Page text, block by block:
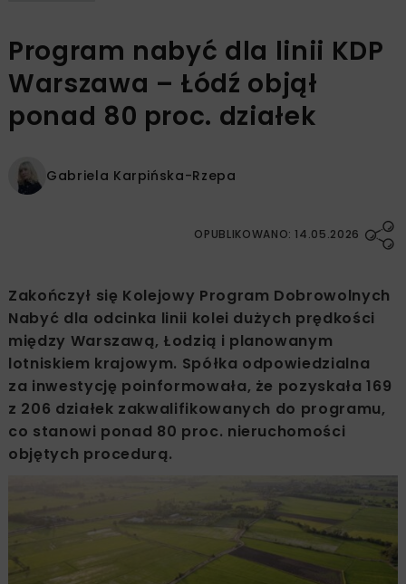
Program nabyć dla linii KDP
Warszawa – Łódź objął
ponad 80 proc. działek
Gabriela Karpińska-Rzepa
OPUBLIKOWANO: 14.05.2026
Zakończył się Kolejowy Program Dobrowolnych
Nabyć dla odcinka linii kolei dużych prędkości
między Warszawą, Łodzią i planowanym
lotniskiem krajowym. Spółka odpowiedzialna
za inwestycję poinformowała, że pozyskała 169
z 206 działek zakwalifikowanych do programu,
co stanowi ponad 80 proc. nieruchomości
objętych procedurą.